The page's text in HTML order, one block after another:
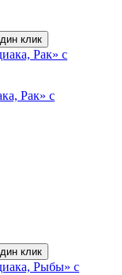
клик
Рак» с
клик